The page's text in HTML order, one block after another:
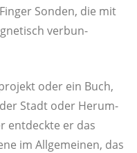
Son­den, die mit
ver­bun­
oder ein Buch,
Stadt oder Her­um­
ent­deck­te er das
im All­ge­mei­nen, das